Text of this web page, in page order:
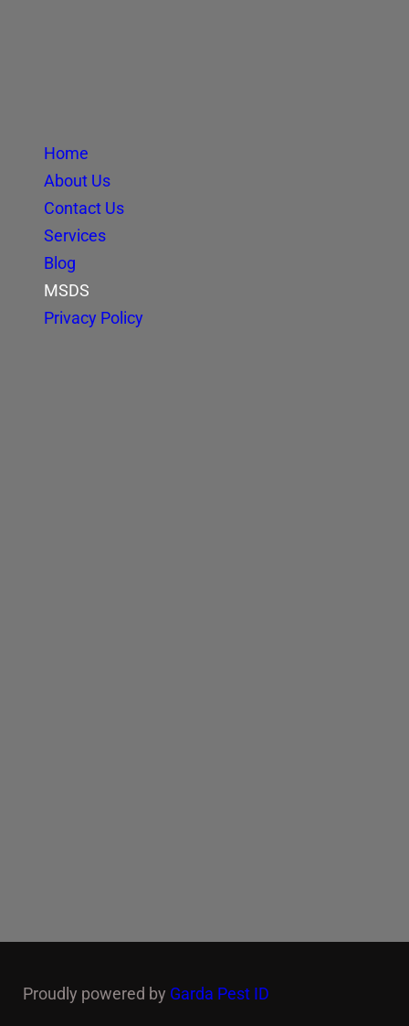
Home
About Us
Contact Us
Services
Blog
MSDS
Privacy Policy
Proudly powered by Garda Pest ID